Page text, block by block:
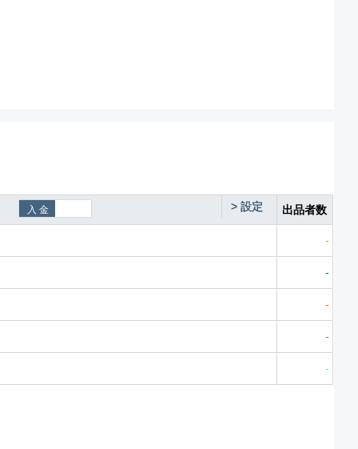
> 設定 出品者数
-
-
-
-
-